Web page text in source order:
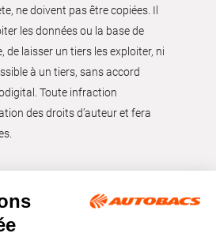
ne doivent pas être copiées. Il
les données ou la base de
de laisser un tiers les exploiter, ni
à un tiers, sans accord
Toute infraction
des droits d’auteur et fera